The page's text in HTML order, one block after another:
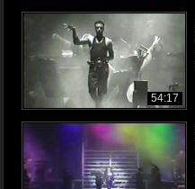
54:17